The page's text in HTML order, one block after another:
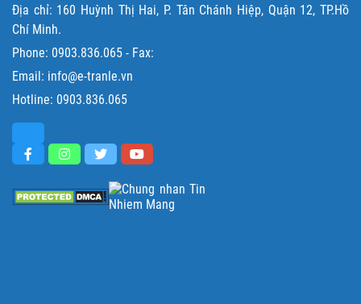
Địa chỉ: 160 Huỳnh Thị Hai, P. Tân Chánh Hiệp, Quận 12, TP.Hồ
Chí Minh.
Phone: 0903.836.065 - Fax:
Email: info@e-tranle.vn
Hotline: 0903.836.065